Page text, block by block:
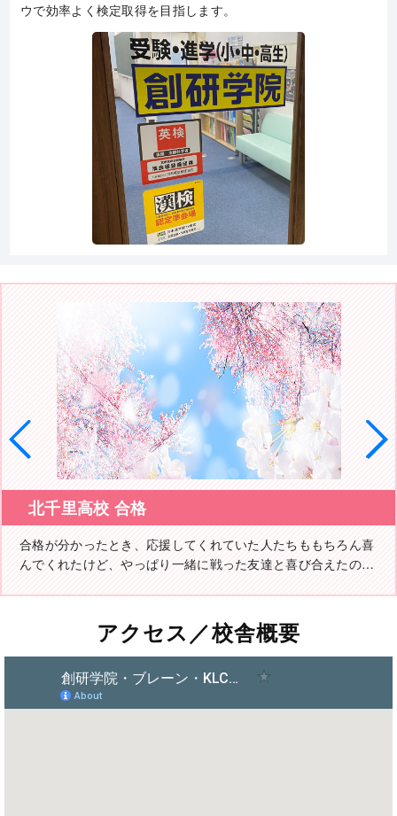
ウで効率よく検定取得を目指します。
北千里高校 合格
合格が分かったとき、応援してくれていた人たちももちろん喜
んでくれたけど、やっぱり一緒に戦った友達と喜び合えたのが
アクセス／校舎概要